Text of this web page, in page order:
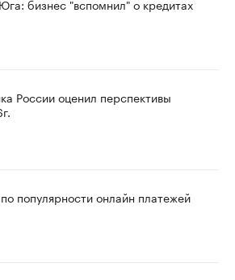
бизнес "вспомнил" о кредитах
России оценил перспективы
популярности онлайн платежей